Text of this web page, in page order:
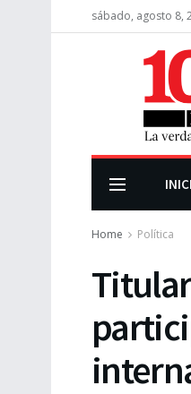
sábado, agosto 8,
Home Política